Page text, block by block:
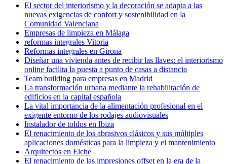
El sector del interiorismo y la decoración se adapta a las
nuevas exigencias de confort y sostenibilidad en la
Comunidad Valenciana
Empresas de limpieza en Málaga
reformas integrales Vitoria
Reformas integrales en Girona
Diseñar una vivienda antes de recibir las llaves: el interiorismo
online facilita la puesta a punto de casas a distancia
Team building para empresas en Madrid
La transformación urbana mediante la rehabilitación de
edificios en la capital española
La vital importancia de la alimentación profesional en el
exigente entorno de los rodajes audiovisuales
Instalador de toldos en Ibiza
El renacimiento de los abrasivos clásicos y sus múltiples
aplicaciones domésticas para la limpieza y el mantenimiento
Arquitectos en Elche
El renacimiento de las impresiones offset en la era de la